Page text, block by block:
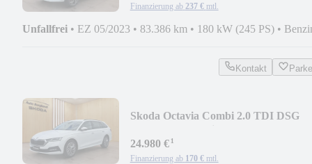
Finanzierung ab 237 € mtl.
Unfallfrei • EZ 05/2023 • 83.386 km • 180 kW (245 PS) •
Kontakt
Skoda Octavia Combi 2.0 TDI DSG
24.980 €¹
Finanzierung ab 170 € mtl.